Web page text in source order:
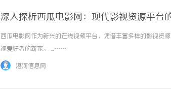
深入探析西瓜电影网：现代影视资源平台
西瓜电影网作为新兴的在线视频平台，凭借丰富多样的影视资
视爱好者的新宠。 ...……
湛河信息网